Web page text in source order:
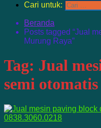
Cari untuk:
Beranda
Posts tagged “Jual
Murung Raya”
Tag: Jual
semi